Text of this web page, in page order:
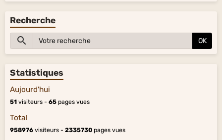
Recherche
OK
Statistiques
Aujourd'hui
51 visiteurs - 65 pages vues
Total
958976 visiteurs - 2335730 pages vues